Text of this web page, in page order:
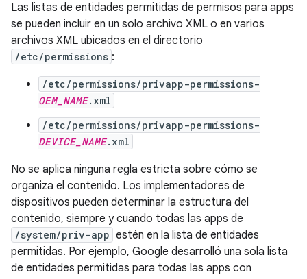
Las listas de entidades permitidas de permisos para apps
se pueden incluir en un solo archivo XML o en varios
archivos XML ubicados en el directorio
/etc/permissions :
/etc/permissions/privapp-permissions-
OEM_NAME.xml
/etc/permissions/privapp-permissions-
DEVICE_NAME.xml
No se aplica ninguna regla estricta sobre cómo se
organiza el contenido. Los implementadores de
dispositivos pueden determinar la estructura del
contenido, siempre y cuando todas las apps de
/system/priv-app estén en la lista de entidades
permitidas. Por ejemplo, Google desarrolló una sola lista
de entidades permitidas para todas las apps con